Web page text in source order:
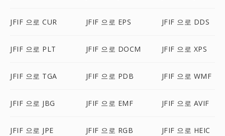
JFIF 으로 CUR JFIF 으로 EPS JFIF 으로 DDS
JFIF 으로 PLT JFIF 으로 DOCM JFIF 으로 XPS
JFIF 으로 TGA JFIF 으로 PDB JFIF 으로 WMF
JFIF 으로 JBG JFIF 으로 EMF JFIF 으로 AVIF
JFIF 으로 JPE JFIF 으로 RGB JFIF 으로 HEIC